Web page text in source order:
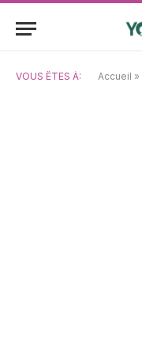
VOUS ÊTES À: Accueil »